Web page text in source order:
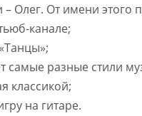
Олег. От имени этого
канале;
самые разные стили
классикой;
на гитаре.